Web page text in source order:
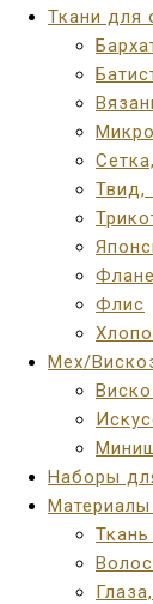
Ткани для
Твид,
Флис
Мех/
Наборы